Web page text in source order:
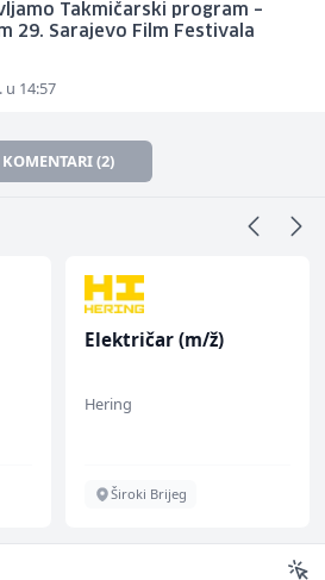
Takmičarski program –
29. Sarajevo Film Festivala
u 14:57
KOMENTARI (2)
Električar (m/ž)
Hering
Široki Brijeg